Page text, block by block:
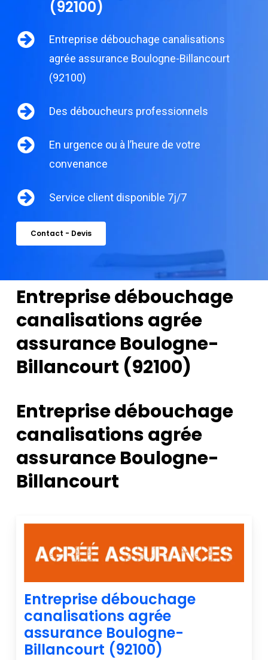
(92100)
Entreprise débouchage canalisations
agrée assurance Boulogne-Billancourt
(92100)
Des déboucheurs professionnels
En urgence ou à l’heure de votre
convenance
Service client disponible 7j/7
Contact - Devis
Entreprise débouchage
canalisations agrée
assurance Boulogne-
Billancourt (92100)
Entreprise débouchage
canalisations agrée
assurance Boulogne-
Billancourt
Entreprise débouchage
canalisations agrée
assurance Boulogne-
Billancourt (92100)